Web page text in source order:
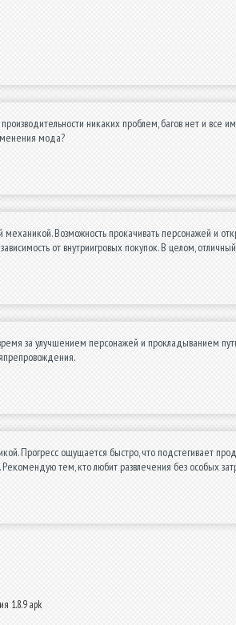
никаких проблем, багов нет и все
мода?
Возможность прокачивать персонажей и
от внутриигровых покупок. В целом,
за улучшением персонажей и прокладыванием
Прогресс ощущается быстро, что подстегивает
тем, кто любит развлечения без особых
1.8.9 apk